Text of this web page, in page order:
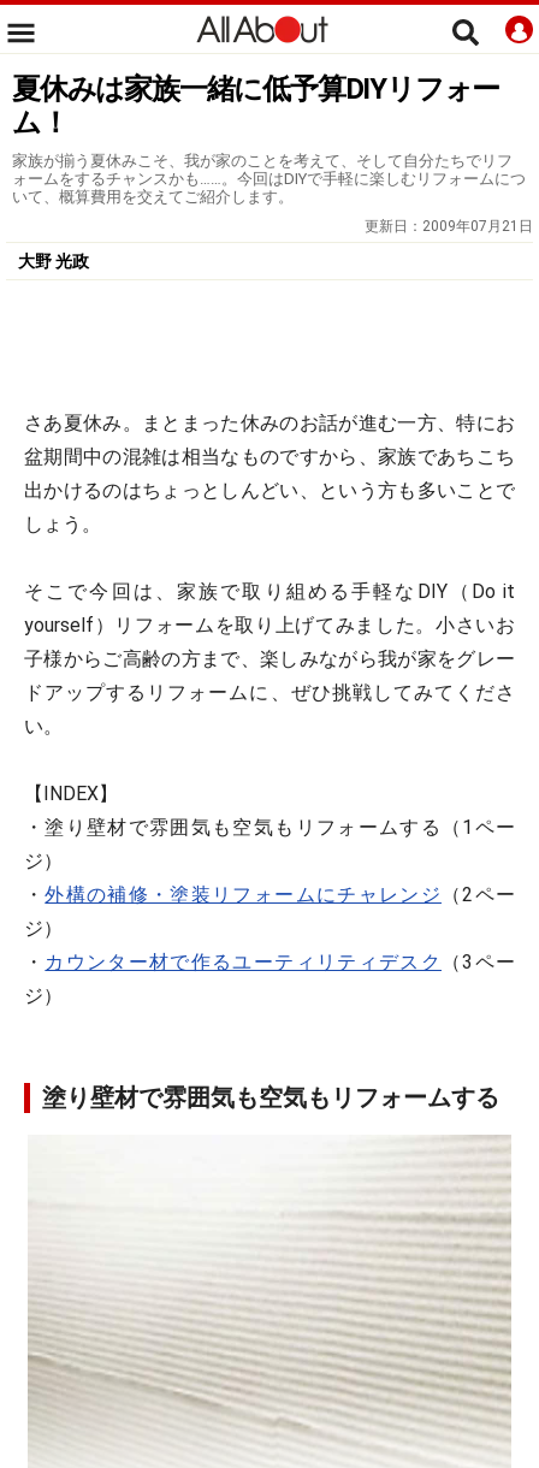
夏休みは家族一緒に低予算DIYリフォー
ム！
家族が揃う夏休みこそ、我が家のことを考えて、そして自分たちでリフ
ォームをするチャンスかも……。今回はDIYで手軽に楽しむリフォームにつ
いて、概算費用を交えてご紹介します。
更新日： 2009年07月21日
大野 光政
さあ夏休み。まとまった休みのお話が進む一方、特にお
盆期間中の混雑は相当なものですから、家族であちこち
出かけるのはちょっとしんどい、という方も多いことで
しょう。
そこで今回は、家族で取り組める手軽なDIY（Do it
yourself）リフォームを取り上げてみました。小さいお
子様からご高齢の方まで、楽しみながら我が家をグレー
ドアップするリフォームに、ぜひ挑戦してみてくださ
い。
【INDEX】
・塗り壁材で雰囲気も空気もリフォームする（1ペー
ジ）
・外構の補修・塗装リフォームにチャレンジ
（2ペー
ジ）
・ カウンター材で作るユーティリティデスク
（3ペー
ジ）
塗り壁材で雰囲気も空気もリフォームする